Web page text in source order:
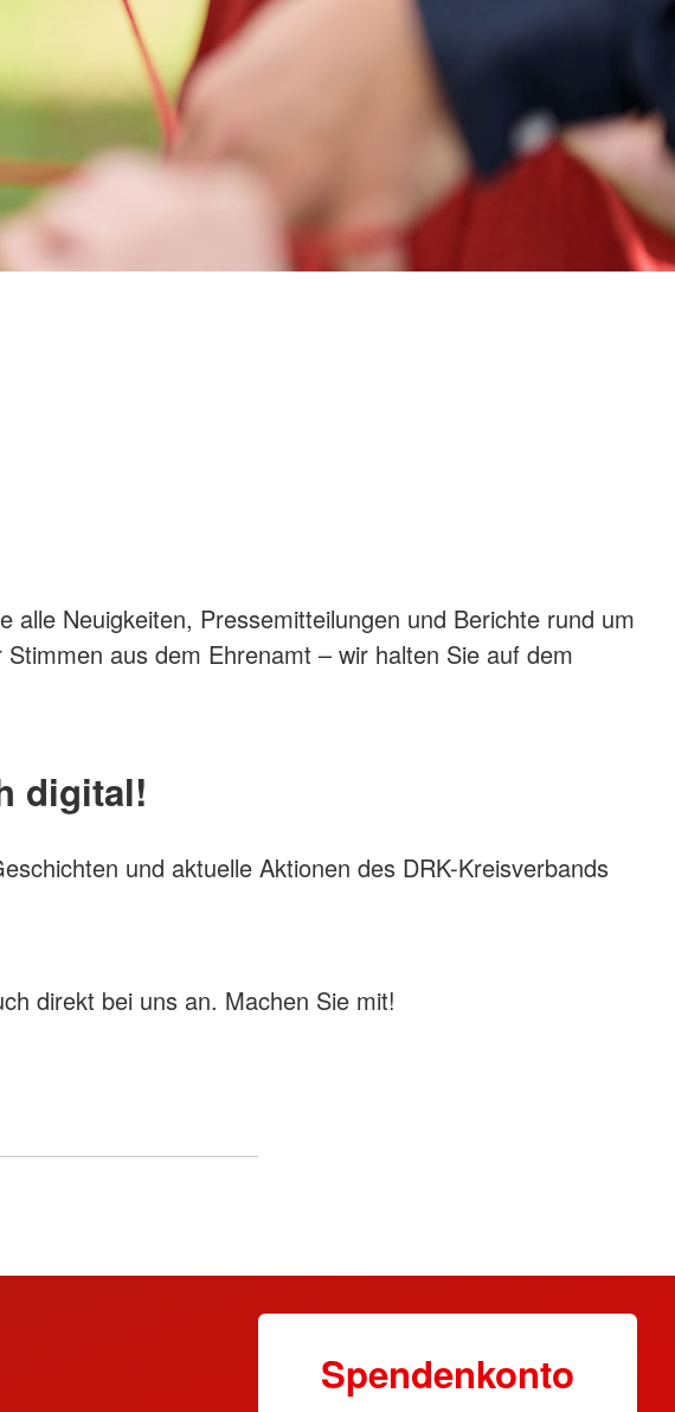
Neuigkeiten, Pressemitteilungen und Berichte rund um
aus dem Ehrenamt – wir halten Sie auf dem
digital!
und aktuelle Aktionen des DRK-Kreisverbands
direkt bei uns an. Machen Sie mit!
Spendenkonto